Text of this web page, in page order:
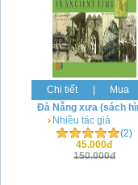
Chi tiết
Mua
Đà Nẵng xưa (sách
Nhiều tác giả
(2)
45.000đ
150.000đ